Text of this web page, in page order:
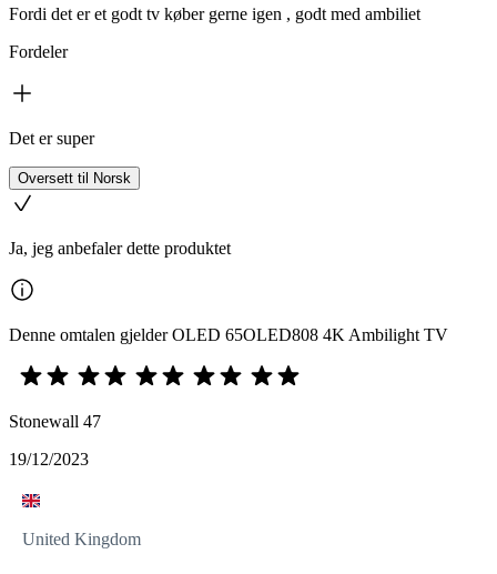
Fordi det er et godt tv køber gerne igen , godt med ambiliet
Fordeler
Det er super
Oversett til Norsk
Ja, jeg anbefaler dette produktet
Denne omtalen gjelder OLED 65OLED808 4K Ambilight TV
Stonewall 47
19/12/2023
United Kingdom